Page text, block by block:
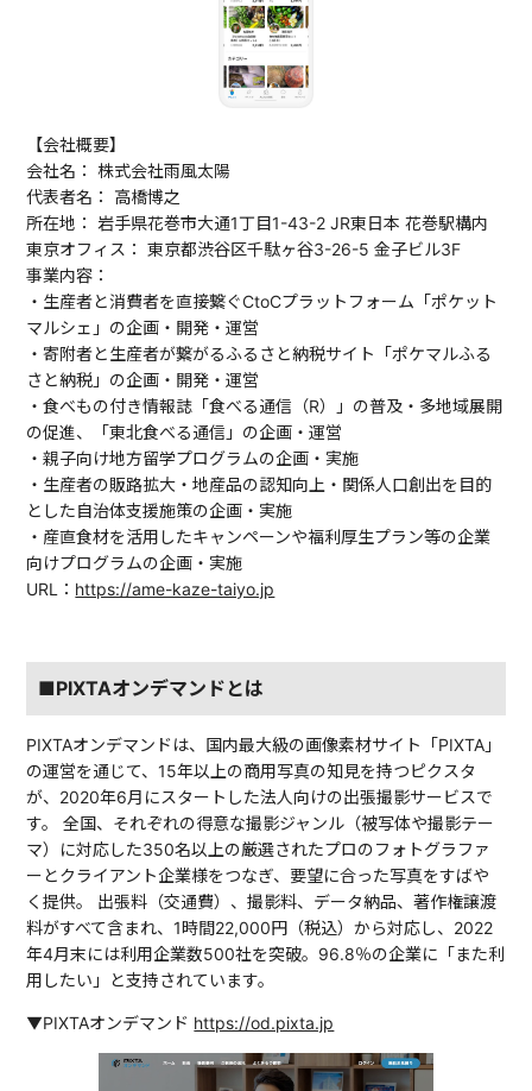
【会社概要】
会社名： 株式会社雨風太陽
代表者名： 高橋博之
所在地： 岩手県花巻市大通1丁目1-43-2 JR東日本 花巻駅構内
東京オフィス： 東京都渋谷区千駄ヶ谷3-26-5 金子ビル3F
事業内容：
・生産者と消費者を直接繋ぐCtoCプラットフォーム「ポケット
マルシェ」の企画・開発・運営
・寄附者と生産者が繋がるふるさと納税サイト「ポケマルふる
さと納税」の企画・開発・運営
・食べもの付き情報誌「食べる通信（R）」の普及・多地域展開
の促進、「東北食べる通信」の企画・運営
・親子向け地方留学プログラムの企画・実施
・生産者の販路拡大・地産品の認知向上・関係人口創出を目的
とした自治体支援施策の企画・実施
・産直食材を活用したキャンペーンや福利厚生プラン等の企業
向けプログラムの企画・実施
URL： https://ame-kaze-taiyo.jp
■PIXTAオンデマンドとは
PIXTAオンデマンドは、国内最大級の画像素材サイト「PIXTA」
の運営を通じて、15年以上の商用写真の知見を持つピクスタ
が、2020年6月にスタートした法人向けの出張撮影サービスで
す。 全国、それぞれの得意な撮影ジャンル（被写体や撮影テー
マ）に対応した350名以上の厳選されたプロのフォトグラファ
ーとクライアント企業様をつなぎ、要望に合った写真をすばや
く提供。 出張料（交通費）、撮影料、データ納品、著作権譲渡
料がすべて含まれ、1時間22,000円（税込）から対応し、2022
年4月末には利用企業数500社を突破。96.8％の企業に「また利
用したい」と支持されています。
▼PIXTAオンデマンド https://od.pixta.jp